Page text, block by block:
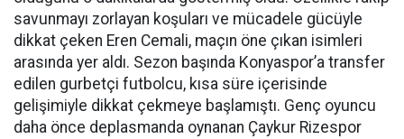
savunmayı zorlayan koşuları ve mücadele gücüyle
dikkat çeken Eren Cemali, maçın öne çıkan isimleri
arasında yer aldı. Sezon başında Konyaspor’a transfer
edilen gurbetçi futbolcu, kısa süre içerisinde
gelişimiyle dikkat çekmeye başlamıştı. Genç oyuncu
daha önce deplasmanda oynanan Çaykur Rizespor